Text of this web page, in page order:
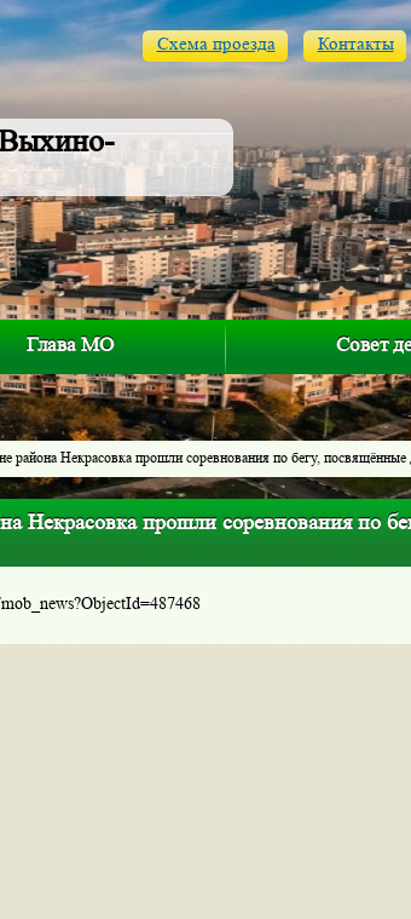
Схема проезда Контакты
Глава МО Совет
района Некрасовка прошли соревнования по бегу,
Некрасовка прошли соревнования по